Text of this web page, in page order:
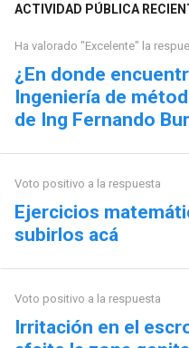
ACTIVIDAD PÚBLICA
Ha valorado "Excelente" la
¿En donde
Ingeniería de
de Ing Fernando
Voto positivo a la respuesta
Ejercicios
subirlos acá
Voto positivo a la respuesta
Irritación en el